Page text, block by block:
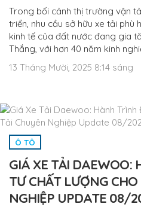
Trong bối cảnh thị trường vận
triển, nhu cầu sở hữu xe tải phù
kinh tế của đất nước đang gia
Thắng, với hơn 40 năm kinh
13 Tháng Mười, 2025 8:14 sáng
Ô TÔ
GIÁ XE TẢI DAEWOO:
TƯ CHẤT LƯỢNG
NGHIỆP UPDATE 08/